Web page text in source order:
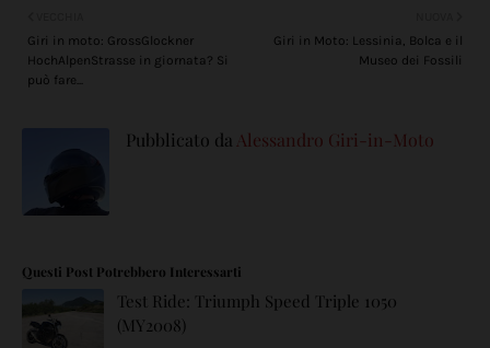
Giri in Moto: Lessinia, Bolca e il
Museo dei Fossili
Giri in moto: GrossGlockner
HochAlpenStrasse in giornata? Si
può fare...
Pubblicato da Alessandro Giri-in-Moto
Questi Post Potrebbero Interessarti
Test Ride: Triumph Speed Triple 1050
(MY2008)